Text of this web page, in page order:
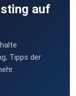
auf
Tipps der